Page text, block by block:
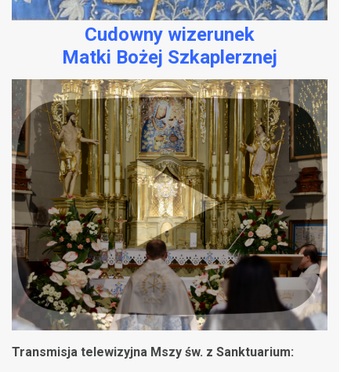
Cudowny wizerunek
Matki Bożej Szkaplerznej
Transmisja telewizyjna Mszy św. z Sanktuarium: